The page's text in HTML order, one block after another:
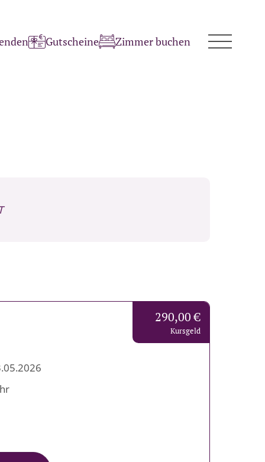
Gutscheine Zimmer buchen
290,00 €
Kursgeld